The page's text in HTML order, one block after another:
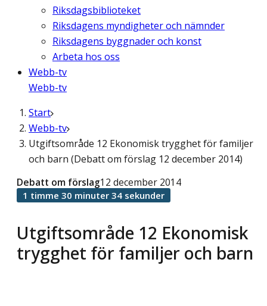
Riksdagsbiblioteket
Riksdagens myndigheter och nämnder
Riksdagens byggnader och konst
Arbeta hos oss
Webb-tv
Webb-tv
Start
Webb-tv
Utgiftsområde 12 Ekonomisk trygghet för familjer
och barn (Debatt om förslag 12 december 2014)
Utgiftsområde 12 Ekonomisk
trygghet för familjer och barn
Debatt om förslag12 december 2014
1 timme 30 minuter 34 sekunder